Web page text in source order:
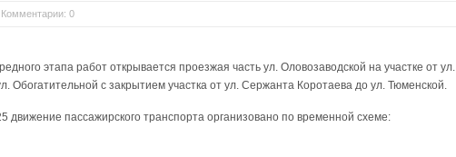
Комментарии: 0
этапа работ открывается проезжая часть ул. Оловозаводской на участке от ул.
Обогатительной с закрытием участка от ул. Сержанта Коротаева до ул. Тюменской.
движение пассажирского транспорта организовано по временной схеме: